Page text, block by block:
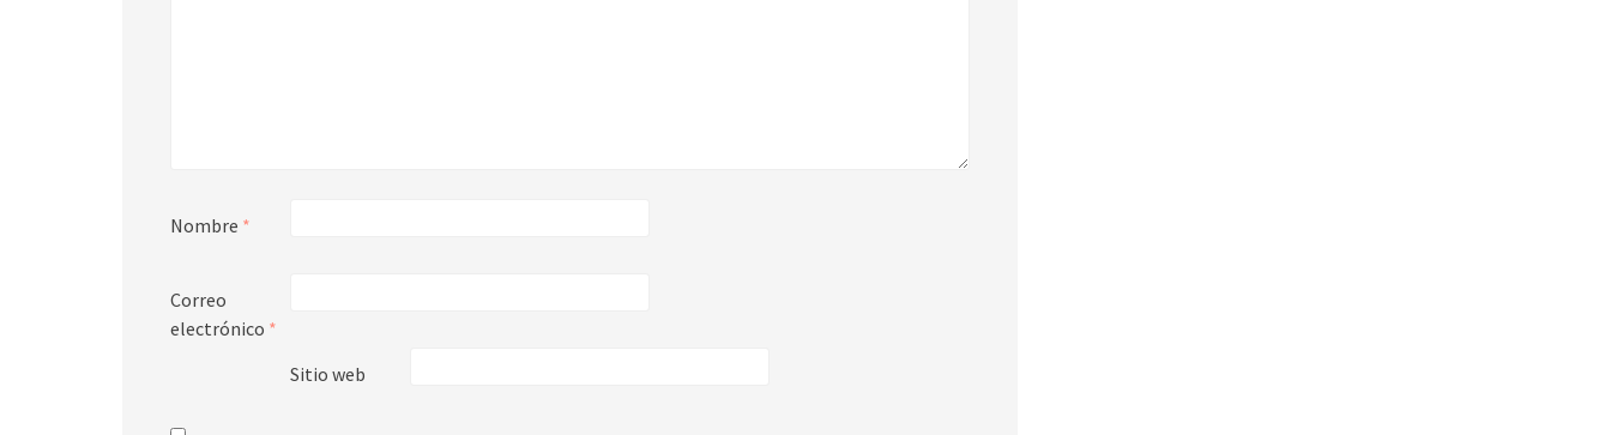
Nombre *
Correo
electrónico *
Sitio web